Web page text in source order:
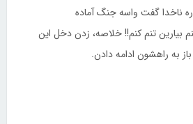
ناخدا گفت واسه جنگ آماده
بيارين تنم كنم!! خلاصه، زدن دخل اين
به راهشون ادامه دادن.